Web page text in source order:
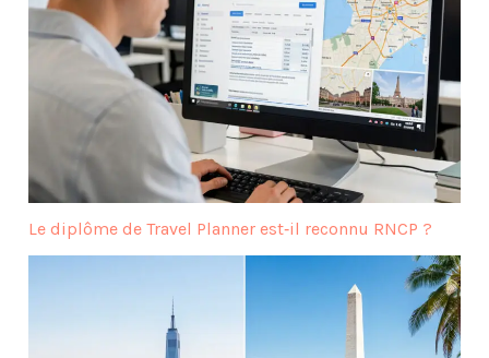
Le diplôme de Travel Planner est‑il reconnu RNCP ?